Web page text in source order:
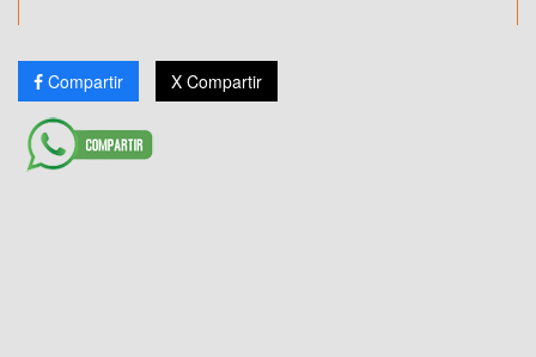
Compartir X Compartir